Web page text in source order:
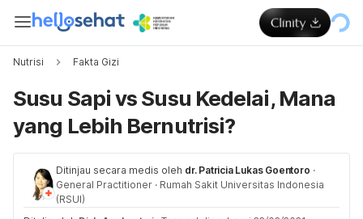
Nutrisi Fakta Gizi
Susu Sapi vs Susu Kedelai, Mana
yang Lebih Bernutrisi?
Ditinjau secara medis oleh dr. Patricia Lukas Goentoro ·
General Practitioner · Rumah Sakit Universitas Indonesia
(RSUI)